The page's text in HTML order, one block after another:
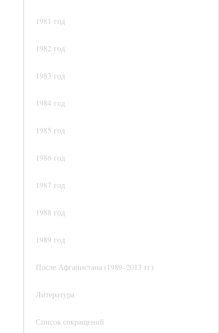
1981 год
1982 год
1983 год
1984 год
1985 год
1986 год
1987 год
1988 год
1989 год
После Афганистана (1989–2013 гг)
Литература
Список сокращений